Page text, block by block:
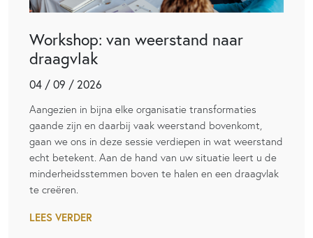
Workshop: van weerstand naar
draagvlak
04 / 09 / 2026
Aangezien in bijna elke organisatie transformaties
gaande zijn en daarbij vaak weerstand bovenkomt,
gaan we ons in deze sessie verdiepen in wat weerstand
echt betekent. Aan de hand van uw situatie leert u de
minderheidsstemmen boven te halen en een draagvlak
te creëren.
LEES VERDER